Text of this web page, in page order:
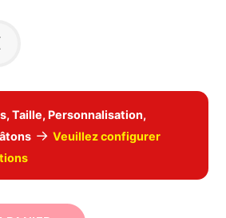
Taille, Personnalisation,
→Veuillez configurer